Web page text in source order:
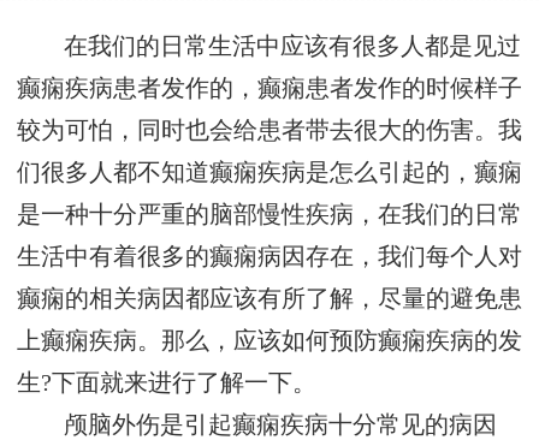
在我们的日常生活中应该有很多人都是见过
癫痫疾病患者发作的，癫痫患者发作的时候样子
较为可怕，同时也会给患者带去很大的伤害。我
们很多人都不知道癫痫疾病是怎么引起的，癫痫
是一种十分严重的脑部慢性疾病，在我们的日常
生活中有着很多的癫痫病因存在，我们每个人对
癫痫的相关病因都应该有所了解，尽量的避免患
上癫痫疾病。那么，应该如何预防癫痫疾病的发
生?下面就来进行了解一下。
颅脑外伤是引起癫痫疾病十分常见的病因